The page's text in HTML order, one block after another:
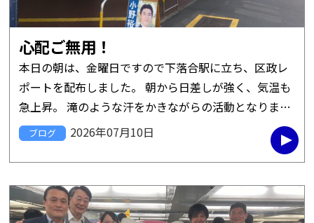
心配ご無用！
本日の朝は、金曜日ですので下落合駅に立ち、区政レ
ポートを配布しました。 朝から日差しが強く、気温も
急上昇。 滝のような汗をかきながらの活動となりまし
たが、多くの方から励ましの声ももらえて、朝から気
分上々です。 &nbsp […]
ブログ 2026年07月10日